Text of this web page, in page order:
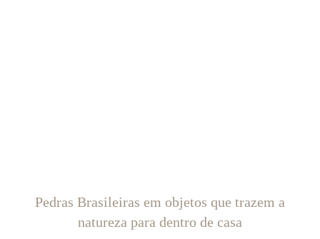
Pedras Brasileiras em objetos que trazem a
natureza para dentro de casa